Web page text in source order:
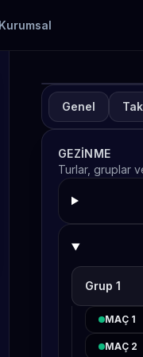
Kurumsal
Düzenleyen
Genel
GEZINME
Turlar, gruplar
Grup 1
MAÇ 1
MAÇ 2